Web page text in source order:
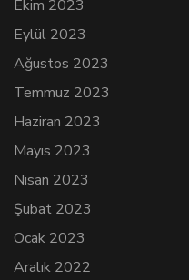
Ekim 2023
Eylül 2023
Ağustos 2023
Temmuz 2023
Haziran 2023
Mayıs 2023
Nisan 2023
Şubat 2023
Ocak 2023
Aralık 2022